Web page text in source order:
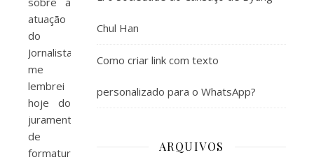
atuação
do
Jornalista
me
lembrei
hoje do
juramento
de
formatura.
Chul Han
Como criar link com texto
personalizado para o WhatsApp?
ARQUIVOS